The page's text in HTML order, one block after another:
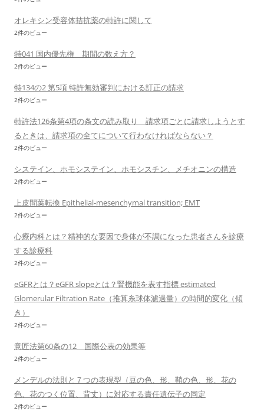
オレキシン受容体拮抗薬の特許に関して
2件のビュー
特041 国内優先権 期間の数え方？
2件のビュー
特134の2 第5項 特許無効審判における訂正の請求
2件のビュー
特許法126条第4項の条文の読み取り 請求項ごとに請求しようとす
るときは、請求項の全てについて行わなければならない？
2件のビュー
システイン、ホモシステイン、ホモシスチン、メチオニンの構造
2件のビュー
上皮間葉転換 Epithelial-mesenchymal transition; EMT
2件のビュー
心療内科とは？精神的な要因で身体が不調になった患者さんを診療
する診療科
2件のビュー
eGFRとは？eGFR slopeとは？腎機能を表す指標 estimated
Glomerular Filtration Rate（推算糸球体濾過量）の時間的変化（傾
き）
2件のビュー
意匠法第60条の12 国際公表の効果等
2件のビュー
メンデルの法則と７つの表現型（豆の色、形、鞘の色、形、花の
色、花のつく位置、背丈）に対応する責任遺伝子の同定
2件のビュー